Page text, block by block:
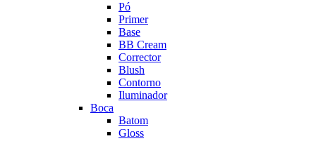
Pó
Primer
Base
BB Cream
Corrector
Blush
Contorno
Iluminador
Boca
Batom
Gloss